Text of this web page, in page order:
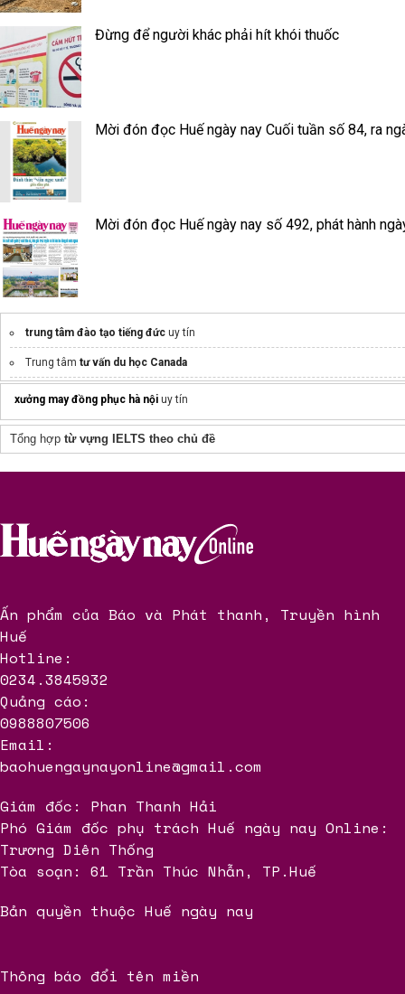
Đừng để người khác phải hít khói thuốc
Mời đón đọc Huế ngày nay Cuối tuần số 84, ra
Mời đón đọc Huế ngày nay số 492, phát hành
trung tâm đào tạo tiếng đức uy tín
Trung tâm tư vấn du học Canada
Khóa Học tiếng Đức 1 kèm 1 chất lượng
xưởng may đồng phục hà nội uy tín
Tổng hợp từ vựng IELTS theo chủ đề
Ấn phẩm của Báo và Phát thanh, Truyền hình
Huế
Hotline:
0234.3845932
Quảng cáo:
0988807506
Email:
baohuengaynayonline@gmail.com
Giám đốc: Phan Thanh Hải
Phó Giám đốc phụ trách Huế ngày nay Online:
Trương Diên Thống
Tòa soạn: 61 Trần Thúc Nhẫn, TP.Huế
Bản quyền thuộc Huế ngày nay
Thông báo đổi tên miền